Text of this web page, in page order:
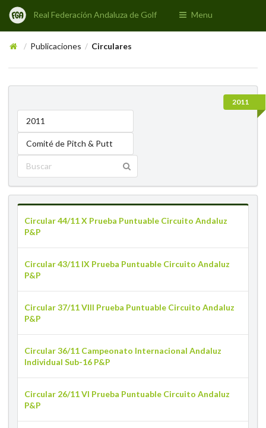
Real Federación Andaluza de Golf Menu
/ Publicaciones / Circulares
2011
2011
Comité de Pitch & Putt
Circular 44/11 X Prueba Puntuable Circuito Andaluz
P&P
Circular 43/11 IX Prueba Puntuable Circuito Andaluz
P&P
Circular 37/11 VIII Prueba Puntuable Circuito Andaluz
P&P
Circular 36/11 Campeonato Internacional Andaluz
Individual Sub-16 P&P
Circular 26/11 VI Prueba Puntuable Circuito Andaluz
P&P